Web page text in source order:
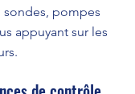
sondes, pompes
appuyant sur les